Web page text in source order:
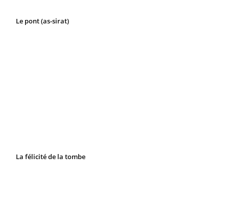
Le pont (as-sirat)
La félicité de la tombe